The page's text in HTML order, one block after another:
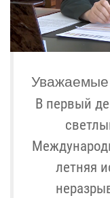
Уважаемые
В первый
летняя